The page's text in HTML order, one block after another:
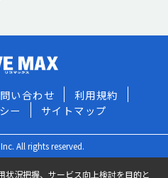
い合わせ
利用規約
ー
サイトマップ
All rights reserved.
状況把握、サービス向上検討を目的と